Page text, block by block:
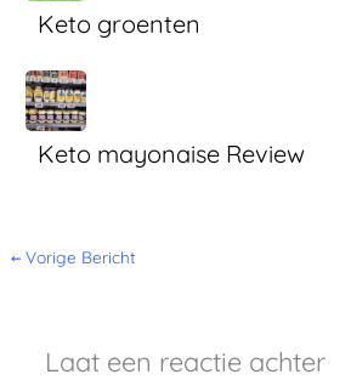
Keto groenten
Keto mayonaise Review
← Vorige Bericht
Laat een reactie achter